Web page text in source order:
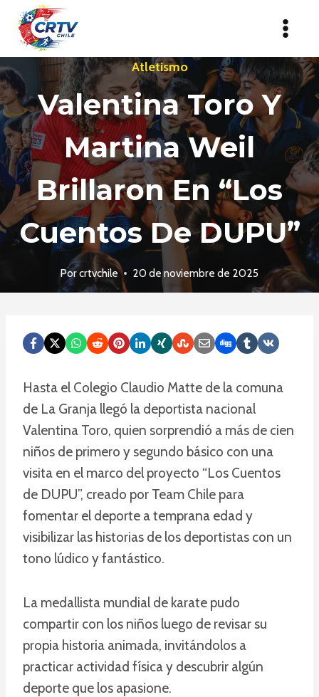
Saltar
contenido
Atletismo
Valentina Toro Y
Martina Weil
Brillaron En “Los
Cuentos De DUPU”
Porcrtvchile 20 de noviembre de 2025
Hasta el Colegio Claudio Matte de la comuna
de La Granja llegó la deportista nacional
Valentina Toro, quien sorprendió a más de cien
niños de primero y segundo básico con una
visita en el marco del proyecto “Los Cuentos
de DUPU”, creado por Team Chile para
fomentar el deporte a temprana edad y
visibilizar las historias de los deportistas con un
tono lúdico y fantástico.
La medallista mundial de karate pudo
compartir con los niños luego de revisar su
propia historia animada, invitándolos a
practicar actividad física y descubrir algún
deporte que los apasione.